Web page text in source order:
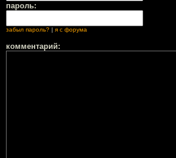
пароль:
забыл пароль? | я с форума
комментарий: